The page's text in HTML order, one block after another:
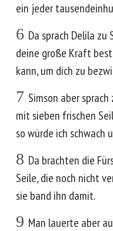
ein jeder
6 Da sprach Delila zu
deine große Kraft
kann, um dich zu
7 Simson aber
mit sieben frischen
so würde ich schwach
8 Da brachten die
Seile, die noch nicht
sie band ihn damit.
9 Man lauerte aber